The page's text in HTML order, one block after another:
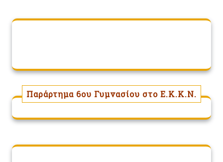
Παράρτημα 6ου Γυμνασίου στο Ε.Κ.Κ.Ν.